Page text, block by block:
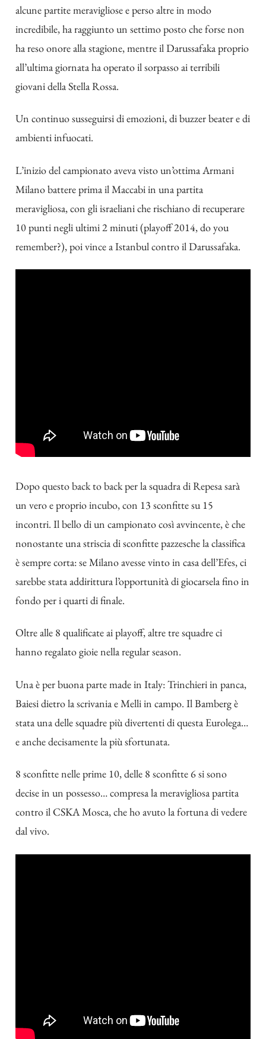
alcune partite meravigliose e perso altre in modo
incredibile, ha raggiunto un settimo posto che forse non
ha reso onore alla stagione, mentre il Darussafaka proprio
all’ultima giornata ha operato il sorpasso ai terribili
giovani della Stella Rossa.
Un continuo susseguirsi di emozioni, di buzzer beater e di
ambienti infuocati.
L’inizio del campionato aveva visto un’ottima Armani
Milano battere prima il Maccabi in una partita
meravigliosa, con gli israeliani che rischiano di recuperare
10 punti negli ultimi 2 minuti (playoff 2014, do you
remember?), poi vince a Istanbul contro il Darussafaka.
Dopo questo back to back per la squadra di Repesa sarà
un vero e proprio incubo, con 13 sconfitte su 15
incontri. Il bello di un campionato così avvincente, è che
nonostante una striscia di sconfitte pazzesche la classifica
è sempre corta: se Milano avesse vinto in casa dell’Efes, ci
sarebbe stata addirittura l’opportunità di giocarsela fino in
fondo per i quarti di finale.
Oltre alle 8 qualificate ai playoff, altre tre squadre ci
hanno regalato gioie nella regular season.
Una è per buona parte made in Italy: Trinchieri in panca,
Baiesi dietro la scrivania e Melli in campo. Il Bamberg è
stata una delle squadre più divertenti di questa Eurolega…
e anche decisamente la più sfortunata.
8 sconfitte nelle prime 10, delle 8 sconfitte 6 si sono
decise in un possesso… compresa la meravigliosa partita
contro il CSKA Mosca, che ho avuto la fortuna di vedere
dal vivo.